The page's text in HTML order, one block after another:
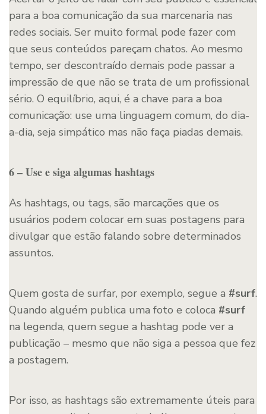
para a boa comunicação da sua marcenaria nas
redes sociais. Ser muito formal pode fazer com
que seus conteúdos pareçam chatos. Ao mesmo
tempo, ser descontraído demais pode passar a
impressão de que não se trata de um profissional
sério. O equilíbrio, aqui, é a chave para a boa
comunicação: use uma linguagem comum, do dia-
a-dia, seja simpático mas não faça piadas demais.
6 – Use e siga algumas hashtags
As hashtags, ou tags, são marcações que os
usuários podem colocar em suas postagens para
divulgar que estão falando sobre determinados
assuntos.
Quem gosta de surfar, por exemplo, segue a #surf.
Quando alguém publica uma foto e coloca #surf
na legenda, quem segue a hashtag pode ver a
publicação – mesmo que não siga a pessoa que fez
a postagem.
Por isso, as hashtags são extremamente úteis para